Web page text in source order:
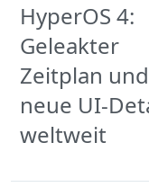
HyperOS 4:
Geleakter
Zeitplan und
neue UI-
weltweit